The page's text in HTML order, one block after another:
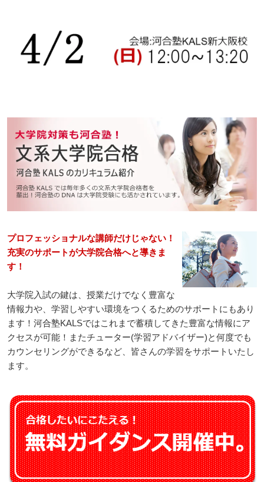
プロフェッショナルな講師だけじゃない！
充実のサポートが大学院合格へと導きま
す！
大学院入試の鍵は、授業だけでなく豊富な
情報力や、学習しやすい環境をつくるためのサポートにもあり
ます！河合塾KALSではこれまで蓄積してきた豊富な情報にア
クセスが可能！またチューター(学習アドバイザー)と何度でも
カウンセリングができるなど、皆さんの学習をサポートいたし
ます。